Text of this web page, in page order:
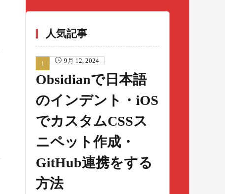
人気記事
9月 12, 2024
Obsidianで日本語
のインデント・iOS
でカスタムCSSス
ニペット作成・
GitHub連携をする
方法